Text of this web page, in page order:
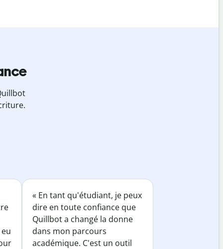
« En tant qu'étudiant, je peux
dire en toute confiance que
Quillbot a changé la donne
dans mon parcours
académique. C'est un outil